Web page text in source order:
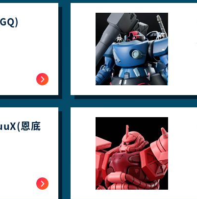
恩底